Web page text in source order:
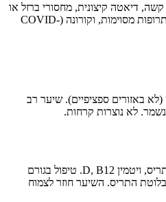
דיאטה קיצונית, מחסורי ברזל או
ויטמינים, בעיות בבלוטת התריס, תרופות מסוימות, וקורונה (COVID-
באזורים ספציפיים). שיער רב
לא נוצרות קרחות.
בירור דם: ברזל, פריטין, בלוטת התריס, ויטמין D, B12. טיפול בגורם
התריס. השיער חוזר לצמוח